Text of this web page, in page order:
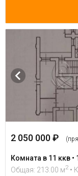
2 050 000 ₽
Комната в 11 ккв •
Общая: 213.00 м2 •